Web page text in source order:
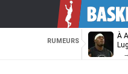
RUMEURS
À